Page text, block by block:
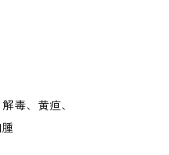
毒、黄疸、